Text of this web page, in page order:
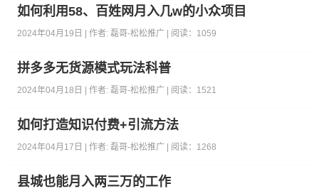
如何利用58、百姓网月入几w的小众项目
2024年04月19日 | 作者:磊哥-松松推广 | 阅读： 1059
拼多多无货源模式玩法科普
2024年04月18日 | 作者:磊哥-松松推广 | 阅读： 1521
如何打造知识付费+引流方法
2024年04月17日 | 作者:磊哥-松松推广 | 阅读： 1268
县城也能月入两三万的工作